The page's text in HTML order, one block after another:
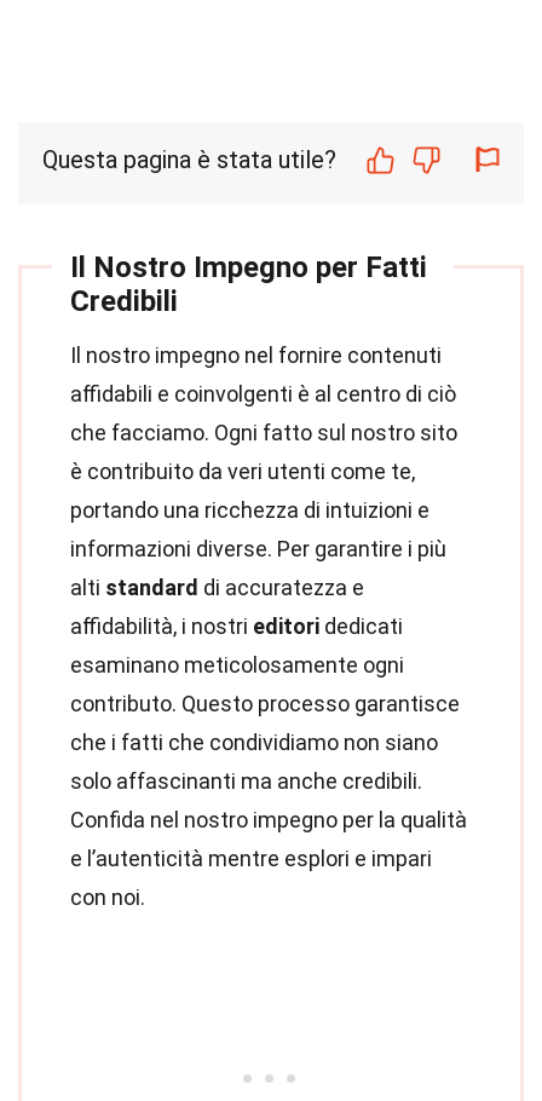
Questa pagina è stata utile?
Il Nostro Impegno per Fatti
Credibili
Il nostro impegno nel fornire contenuti
affidabili e coinvolgenti è al centro di ciò
che facciamo. Ogni fatto sul nostro sito
è contribuito da veri utenti come te,
portando una ricchezza di intuizioni e
informazioni diverse. Per garantire i più
alti standard di accuratezza e
affidabilità, i nostri editori dedicati
esaminano meticolosamente ogni
contributo. Questo processo garantisce
che i fatti che condividiamo non siano
solo affascinanti ma anche credibili.
Confida nel nostro impegno per la qualità
e l’autenticità mentre esplori e impari
con noi.